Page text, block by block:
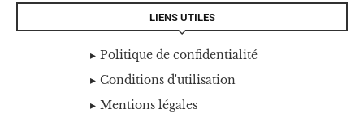
LIENS UTILES
Politique de confidentialité
Conditions d'utilisation
Mentions légales